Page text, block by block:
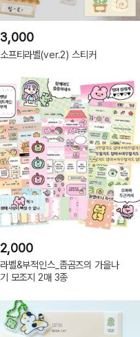
3,000
소프티라벨(ver.2) 스티커
2,000
라벨&부적인스_좀곰즈의 가을나
기 모조지 2매 3종